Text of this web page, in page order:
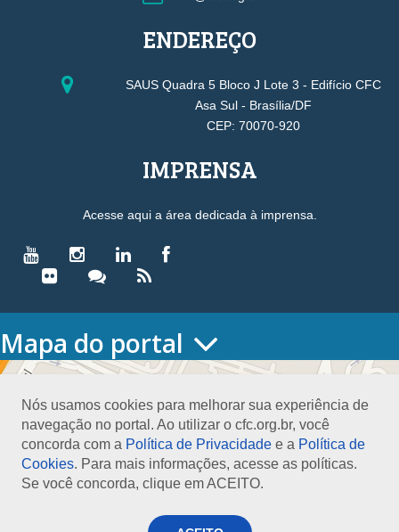
Nós usamos cookies para melhorar sua experiência de
navegação no portal. Ao utilizar o cfc.org.br, você
concorda com a Política de Privacidade e a Política de
Cookies. Para mais informações, acesse as políticas.
Se você concorda, clique em ACEITO.
ENDEREÇO
SAUS Quadra 5 Bloco J Lote 3 - Edifício CFC
Asa Sul - Brasília/DF
CEP: 70070-920
IMPRENSA
Acesse aqui a área dedicada à imprensa.
Mapa do portal
HOME
Conselho Diretor
Nossa Sede
Planejamento
Organograma
Medalha João Lyra